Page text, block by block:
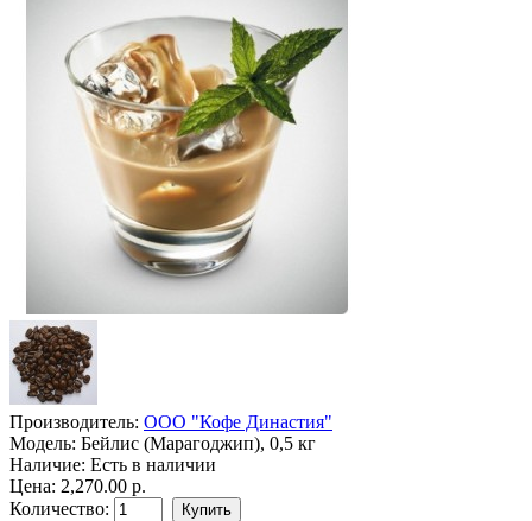
Производитель: ООО "Кофе Династия"
Модель: Бейлис (Марагоджип), 0,5 кг
Наличие: Есть в наличии
Цена: 2,270.00 р.
Количество: